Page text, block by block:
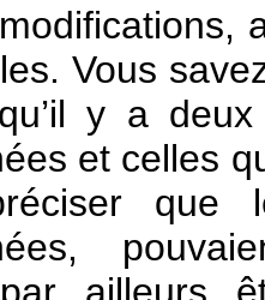
Vous
y a
et celles
que
ailleurs